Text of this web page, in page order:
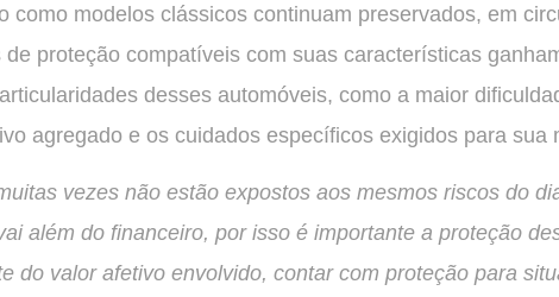
como modelos clássicos continuam preservados, em
de proteção compatíveis com suas características
desses automóveis, como a maior
agregado e os cuidados específicos exigidos para sua
vezes não estão expostos aos mesmos riscos do
além do financeiro, por isso é importante a proteção
do valor afetivo envolvido, contar com proteção para